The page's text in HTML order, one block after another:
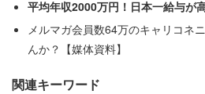
平均年収2000万円！日本一給与が
メルマガ会員数64万のキャリコネ
んか？【媒体資料】
関連キーワード